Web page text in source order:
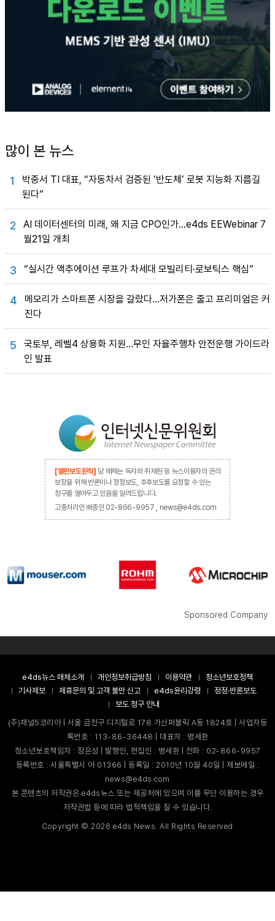
많이 본 뉴스
1
박중서 TI 대표, “자동차서 검증된 ‘반도체’ 로봇 지능화 지름길
된다”
2
AI 데이터센터의 미래, 왜 지금 CPO인가…e4ds EEWebinar 7
월21일 개최
3 “실시간 액추에이션 루프가 차세대 모빌리티·로보틱스 핵심”
4
메모리가 스마트폰 시장을 갈랐다…저가폰은 줄고 프리미엄은 커
진다
5
국토부, 레벨4 상용화 지원…무인 자율주행차 안전운행 가이드라
인 발표
[열린보도원칙] 당 매체는 독자와 취재원 등 뉴스이용자의 권리
보장을 위해 반론이나 정정보도, 추후보도를 요청할 수 있는
창구를 열어두고 있음을 알려드립니다.
고충처리인 배종인 02-866-9957 , news@e4ds.com
Sponsored Company
e4ds뉴스 매체소개 개인정보취급방침 이용약관
청소년보호정책
기사제보
제휴문의 및 고객 불만 신고 e4ds윤리강령
정정·반론보도
보도 청구 안내
(주)채널5코리아 | 서울 금천구 디지털로 178 가산퍼블릭 A동 1824호 | 사업자등
록번호 : 113-86-36448 | 대표자 : 명세환
청소년보호책임자 : 장은성 | 발행인, 편집인 : 명세환 | 전화 : 02-866-9957
등록번호 : 서울특별시 아 01366 | 등록일 : 2010년 10월 40일 | 제보메일 :
news@e4ds.com
본 콘텐츠의 저작권은 e4ds뉴스 또는 제공처에 있으며 이를 무단 이용하는 경우
저작권법 등에 따라 법적책임을 질 수 있습니다.
Copyright ©2026 e4ds News. All Rights Reserved